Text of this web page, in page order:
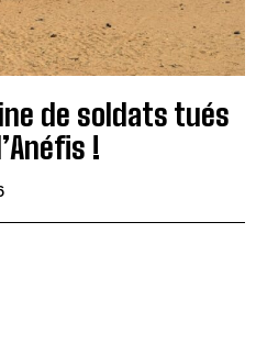
de soldats tués
!